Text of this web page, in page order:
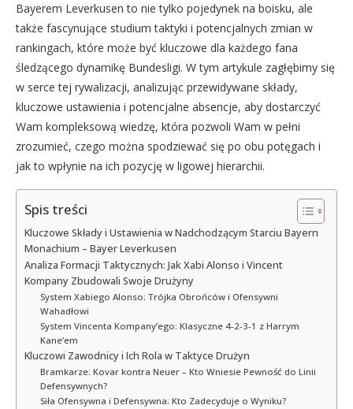
Bayerem Leverkusen to nie tylko pojedynek na boisku, ale
także fascynujące studium taktyki i potencjalnych zmian w
rankingach, które może być kluczowe dla każdego fana
śledzącego dynamikę Bundesligi. W tym artykule zagłębimy się
w serce tej rywalizacji, analizując przewidywane składy,
kluczowe ustawienia i potencjalne absencje, aby dostarczyć
Wam kompleksową wiedzę, która pozwoli Wam w pełni
zrozumieć, czego można spodziewać się po obu potęgach i
jak to wpłynie na ich pozycję w ligowej hierarchii.
Spis treści
Kluczowe Składy i Ustawienia w Nadchodzącym Starciu Bayern
Monachium – Bayer Leverkusen
Analiza Formacji Taktycznych: Jak Xabi Alonso i Vincent
Kompany Zbudowali Swoje Drużyny
System Xabiego Alonso: Trójka Obrońców i Ofensywni
Wahadłowi
System Vincenta Kompany’ego: Klasyczne 4-2-3-1 z Harrym
Kane’em
Kluczowi Zawodnicy i Ich Rola w Taktyce Drużyn
Bramkarze: Kovar kontra Neuer – Kto Wniesie Pewność do Linii
Defensywnych?
Siła Ofensywna i Defensywna: Kto Zadecyduje o Wyniku?